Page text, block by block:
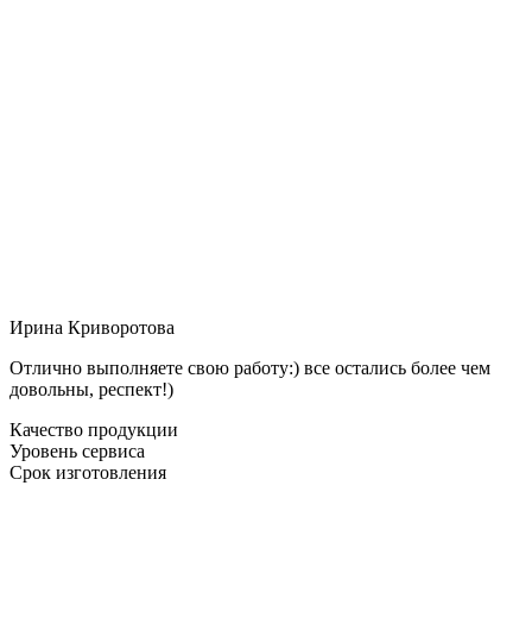
Ирина Криворотова
Отлично выполняете свою работу:) все остались более чем
довольны, респект!)
Качество продукции
Уровень сервиса
Срок изготовления